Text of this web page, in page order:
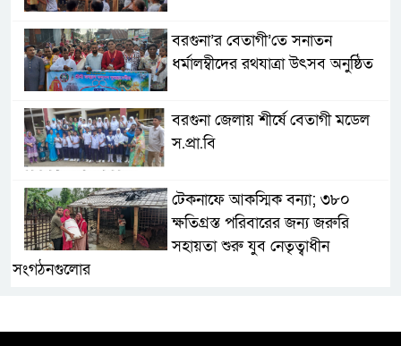
বরগুনা’র বেতাগী’তে সনাতন
ধর্মালম্বীদের রথযাত্রা উৎসব অনুষ্ঠিত
বরগুনা জেলায় শীর্ষে বেতাগী মডেল
স.প্রা.বি
টেকনাফে আকস্মিক বন্যা; ৩৮০
ক্ষতিগ্রস্ত পরিবারের জন্য জরুরি
সহায়তা শুরু যুব নেতৃত্বাধীন
সংগঠনগুলোর